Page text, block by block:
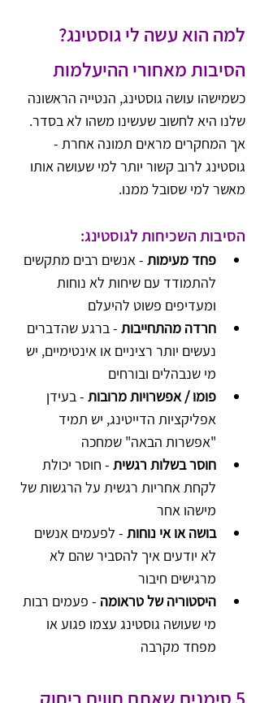
למה הוא עשה לי גוסטינג?
הסיבות מאחורי ההיעלמות
כשמישהו עושה גוסטינג, הנטייה הראשונה
שלנו היא לחשוב שעשינו משהו לא בסדר.
אך המחקרים מראים תמונה אחרת -
גוסטינג לרוב קשור יותר למי שעושה אותו
מאשר למי שסובל ממנו.
הסיבות השכיחות לגוסטינג:
פחד מעימות - אנשים רבים מתקשים
להתמודד עם שיחות לא נוחות
ומעדיפים פשוט להיעלם
חרדה מהתחייבות - ברגע שהדברים
נעשים יותר רציניים או אינטימיים, יש
מי שנבהלים ובורחים
פומו / אפשרויות מרובות - בעידן
אפליקציות הדייטינג, יש תמיד
"אפשרות הבאה" שמחכה
חוסר בשלות רגשית - חוסר יכולת
לקחת אחריות רגשית על הרגשות של
מישהו אחר
בושה או אי נוחות - לפעמים אנשים
לא יודעים איך להסביר שהם לא
מרגישים חיבור
היסטוריה של טראומה - פעמים רבות
מי שעושה גוסטינג עצמו פגוע או
מפחד מקרבה